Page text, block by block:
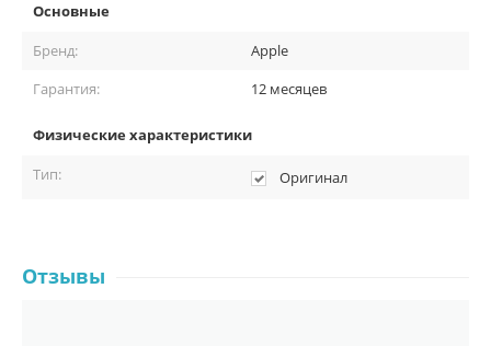
Основные
Бренд:
Apple
Гарантия:
12 месяцев
Физические характеристики
Тип:
Оригинал
Отзывы